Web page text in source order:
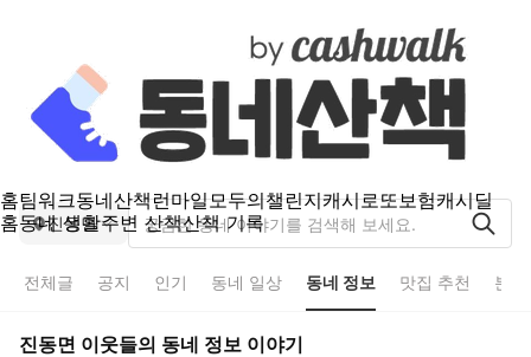
홈팀워크동네산책런마일모두의챌린지캐시로또보험캐시딜
홈동네 생활주변 산책산책 기록
진동면
전체글 공지 인기 동네 일상 동네 정보 맛집 추천 분
진동면 이웃들의 동네 정보 이야기